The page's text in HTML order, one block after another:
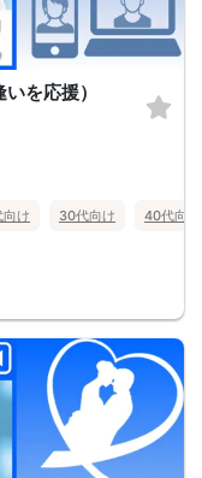
いを応援）
け 30代向け 40代向け